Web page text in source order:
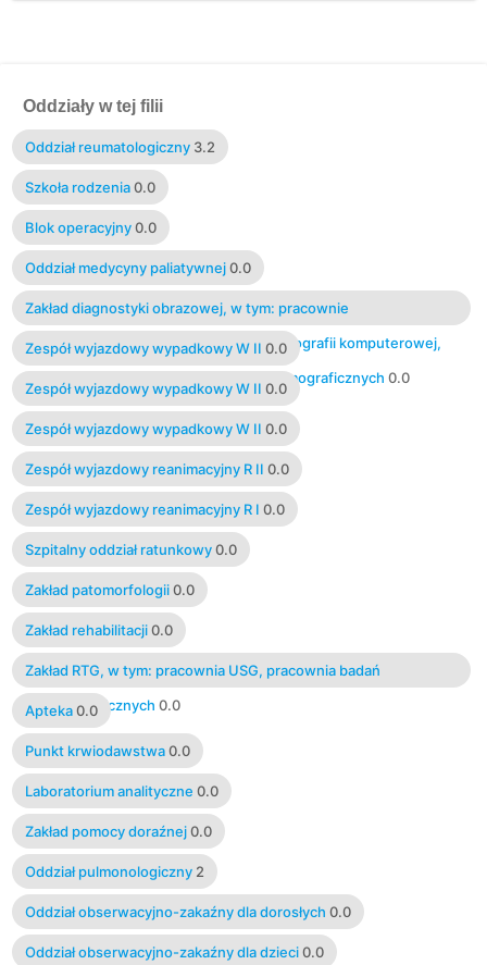
Oddziały w tej filii
Oddział reumatologiczny 3.2
Szkoła rodzenia 0.0
Blok operacyjny 0.0
Oddział medycyny paliatywnej 0.0
Zakład diagnostyki obrazowej, w tym: pracownie
rentgenodiagnostyczne, pracownia tomografii komputerowej,
pracownie USG, pracownia badań mammograficznych 0.0
Zespół wyjazdowy wypadkowy W II 0.0
Zespół wyjazdowy wypadkowy W II 0.0
Zespół wyjazdowy wypadkowy W II 0.0
Zespół wyjazdowy reanimacyjny R II 0.0
Zespół wyjazdowy reanimacyjny R I 0.0
Szpitalny oddział ratunkowy 0.0
Zakład patomorfologii 0.0
Zakład rehabilitacji 0.0
Zakład RTG, w tym: pracownia USG, pracownia badań
mammograficznych 0.0
Apteka 0.0
Punkt krwiodawstwa 0.0
Laboratorium analityczne 0.0
Zakład pomocy doraźnej 0.0
Oddział pulmonologiczny 2
Oddział obserwacyjno-zakaźny dla dorosłych 0.0
Oddział obserwacyjno-zakaźny dla dzieci 0.0